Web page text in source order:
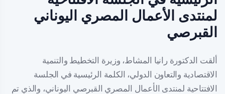
لمنتدى الأعمال المصري اليوناني
القبرصي
ألقت الدكتورة رانيا المشاط، وزيرة التخطيط والتنمية
الاقتصادية والتعاون الدولي، الكلمة الرئيسية في الجلسة
الافتتاحية لمنتدى الأعمال المصري القبرصي اليوناني، والذي تم